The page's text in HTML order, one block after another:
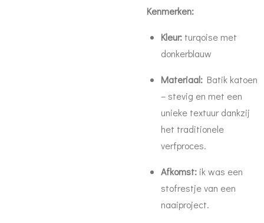
Kenmerken:
Kleur: turqoise met
donkerblauw
Materiaal: Batik katoen
– stevig en met een
unieke textuur dankzij
het traditionele
verfproces.
Afkomst: ik was een
stofrestje van een
naaiproject.